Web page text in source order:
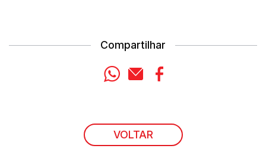
Compartilhar
WhatsApp
E-mailFacebook
VOLTAR